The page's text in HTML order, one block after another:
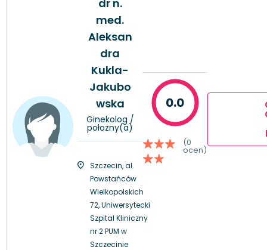
dr n.
med.
Aleksan
dra
Kukla-
Jakubo
wska
Ginekolog /
położny(a)
Szczecin, al.
Powstańców
Wielkopolskich
72, Uniwersytecki
Szpital Kliniczny
nr 2 PUM w
Szczecinie
0.0
(0
ocen)